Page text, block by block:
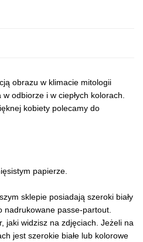
obrazu w klimacie mitologii
odbiorze i w ciepłych kolorach.
kobiety polecamy do
papierze.
sklepie posiadają szeroki biały
nadrukowane passe-partout.
jaki widzisz na zdjęciach. Jeżeli na
jest szerokie białe lub kolorowe